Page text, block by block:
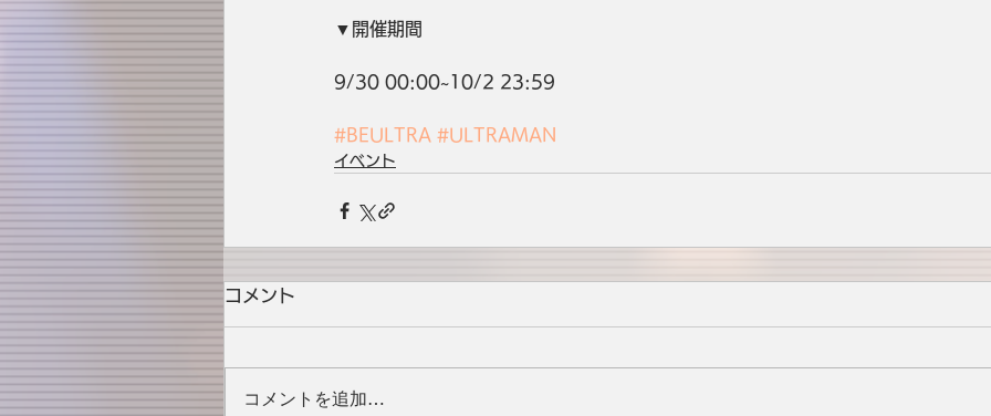
▼開催期間
9/30 00:00~10/2 23:59
#BEULTRA #ULTRAMAN
イベント
コメント
コメントを追加…